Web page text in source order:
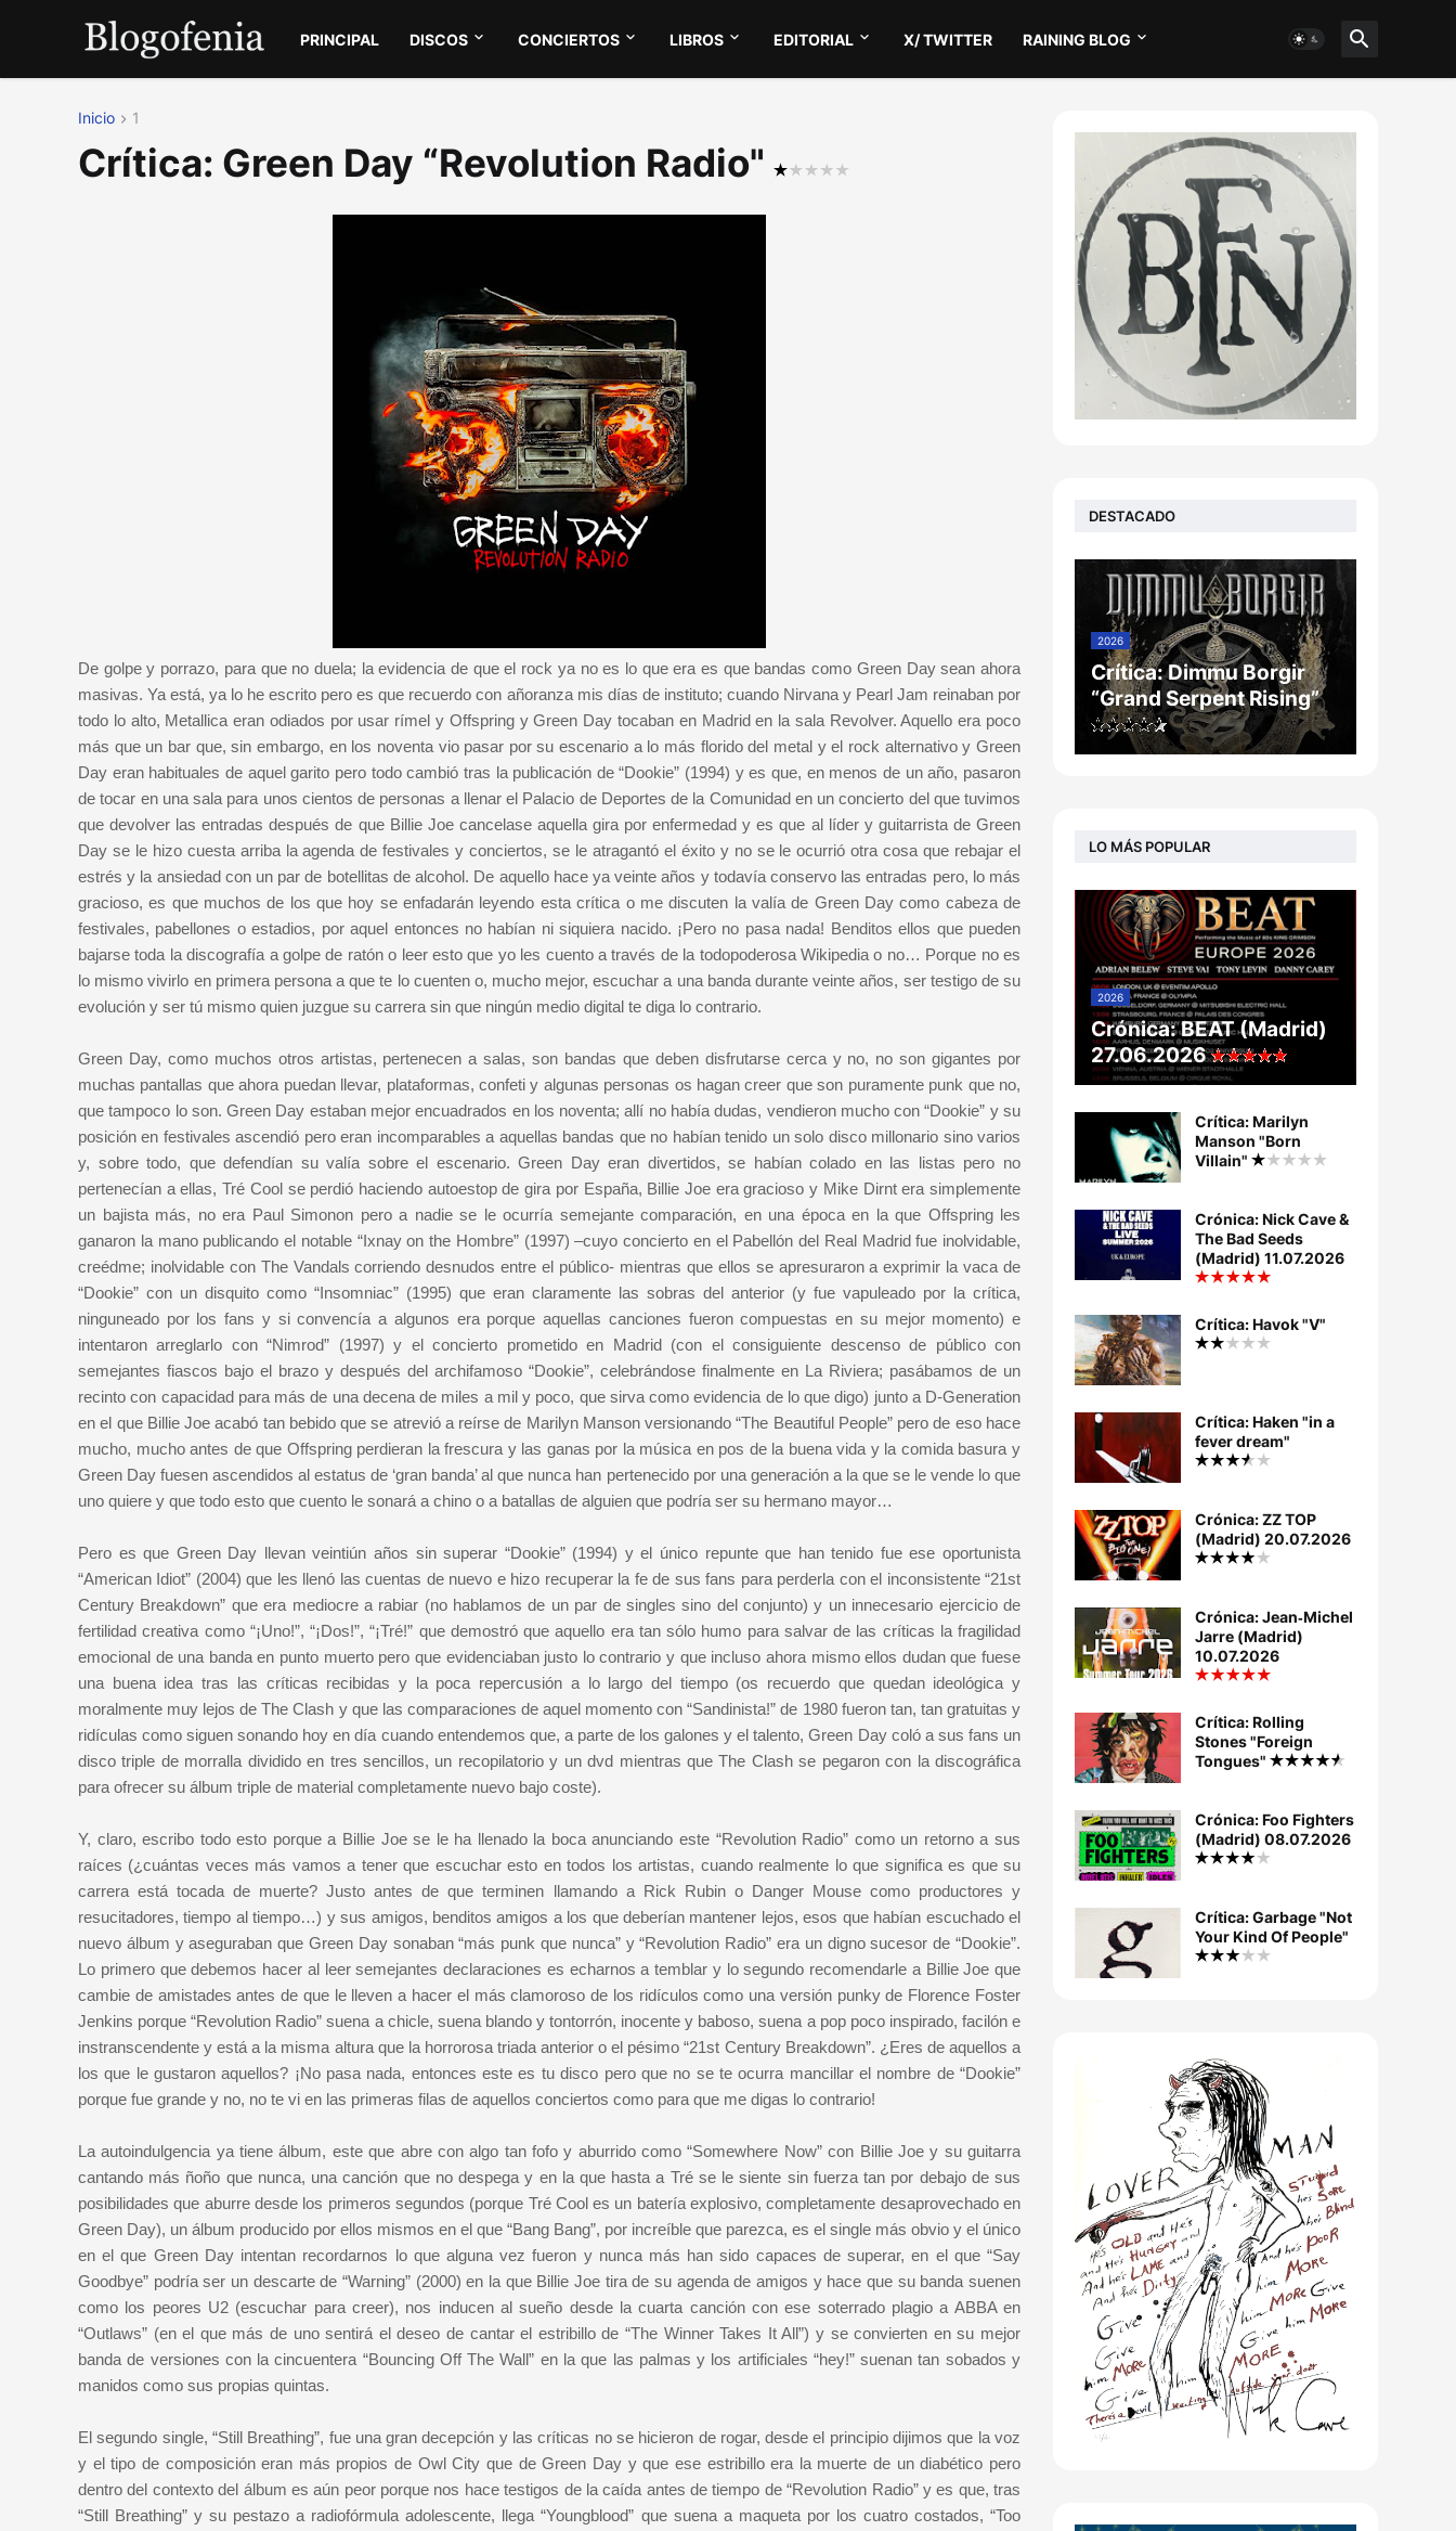
PRINCIPAL DISCOS CONCIERTOS LIBROS EDITORIAL X/ TWITTER RAINING BLOG
Inicio 1
Crítica: Green Day “Revolution Radio"
De golpe y porrazo, para que no duela; la evidencia de que el rock ya no es lo que era es que bandas como Green Day sean ahora
masivas. Ya está, ya lo he escrito pero es que recuerdo con añoranza mis días de instituto; cuando Nirvana y Pearl Jam reinaban por
todo lo alto, Metallica eran odiados por usar rímel y Offspring y Green Day tocaban en Madrid en la sala Revolver. Aquello era poco
más que un bar que, sin embargo, en los noventa vio pasar por su escenario a lo más florido del metal y el rock alternativo y Green
Day eran habituales de aquel garito pero todo cambió tras la publicación de “Dookie” (1994) y es que, en menos de un año, pasaron
de tocar en una sala para unos cientos de personas a llenar el Palacio de Deportes de la Comunidad en un concierto del que tuvimos
que devolver las entradas después de que Billie Joe cancelase aquella gira por enfermedad y es que al líder y guitarrista de Green
Day se le hizo cuesta arriba la agenda de festivales y conciertos, se le atragantó el éxito y no se le ocurrió otra cosa que rebajar el
estrés y la ansiedad con un par de botellitas de alcohol. De aquello hace ya veinte años y todavía conservo las entradas pero, lo más
gracioso, es que muchos de los que hoy se enfadarán leyendo esta crítica o me discuten la valía de Green Day como cabeza de
festivales, pabellones o estadios, por aquel entonces no habían ni siquiera nacido. ¡Pero no pasa nada! Benditos ellos que pueden
bajarse toda la discografía a golpe de ratón o leer esto que yo les cuento a través de la todopoderosa Wikipedia o no… Porque no es
lo mismo vivirlo en primera persona a que te lo cuenten o, mucho mejor, escuchar a una banda durante veinte años, ser testigo de su
evolución y ser tú mismo quien juzgue su carrera sin que ningún medio digital te diga lo contrario.
Green Day, como muchos otros artistas, pertenecen a salas, son bandas que deben disfrutarse cerca y no, no son gigantes por
muchas pantallas que ahora puedan llevar, plataformas, confeti y algunas personas os hagan creer que son puramente punk que no,
que tampoco lo son. Green Day estaban mejor encuadrados en los noventa; allí no había dudas, vendieron mucho con “Dookie” y su
posición en festivales ascendió pero eran incomparables a aquellas bandas que no habían tenido un solo disco millonario sino varios
y, sobre todo, que defendían su valía sobre el escenario. Green Day eran divertidos, se habían colado en las listas pero no
pertenecían a ellas, Tré Cool se perdió haciendo autoestop de gira por España, Billie Joe era gracioso y Mike Dirnt era simplemente
un bajista más, no era Paul Simonon pero a nadie se le ocurría semejante comparación, en una época en la que Offspring les
ganaron la mano publicando el notable “Ixnay on the Hombre” (1997) –cuyo concierto en el Pabellón del Real Madrid fue inolvidable,
creédme; inolvidable con The Vandals corriendo desnudos entre el público- mientras que ellos se apresuraron a exprimir la vaca de
“Dookie” con un disquito como “Insomniac” (1995) que eran claramente las sobras del anterior (y fue vapuleado por la crítica,
ninguneado por los fans y si convencía a algunos era porque aquellas canciones fueron compuestas en su mejor momento) e
intentaron arreglarlo con “Nimrod” (1997) y el concierto prometido en Madrid (con el consiguiente descenso de público con
semejantes fiascos bajo el brazo y después del archifamoso “Dookie”, celebrándose finalmente en La Riviera; pasábamos de un
recinto con capacidad para más de una decena de miles a mil y poco, que sirva como evidencia de lo que digo) junto a D-Generation
en el que Billie Joe acabó tan bebido que se atrevió a reírse de Marilyn Manson versionando “The Beautiful People” pero de eso hace
mucho, mucho antes de que Offspring perdieran la frescura y las ganas por la música en pos de la buena vida y la comida basura y
Green Day fuesen ascendidos al estatus de ‘gran banda’ al que nunca han pertenecido por una generación a la que se le vende lo que
uno quiere y que todo esto que cuento le sonará a chino o a batallas de alguien que podría ser su hermano mayor…
Pero es que Green Day llevan veintiún años sin superar “Dookie” (1994) y el único repunte que han tenido fue ese oportunista
“American Idiot” (2004) que les llenó las cuentas de nuevo e hizo recuperar la fe de sus fans para perderla con el inconsistente “21st
Century Breakdown” que era mediocre a rabiar (no hablamos de un par de singles sino del conjunto) y un innecesario ejercicio de
fertilidad creativa como “¡Uno!”, “¡Dos!”, “¡Tré!” que demostró que aquello era tan sólo humo para salvar de las críticas la fragilidad
emocional de una banda en punto muerto pero que evidenciaban justo lo contrario y que incluso ahora mismo ellos dudan que fuese
una buena idea tras las críticas recibidas y la poca repercusión a lo largo del tiempo (os recuerdo que quedan ideológica y
moralmente muy lejos de The Clash y que las comparaciones de aquel momento con “Sandinista!” de 1980 fueron tan, tan gratuitas y
ridículas como siguen sonando hoy en día cuando entendemos que, a parte de los galones y el talento, Green Day coló a sus fans un
disco triple de morralla dividido en tres sencillos, un recopilatorio y un dvd mientras que The Clash se pegaron con la discográfica
para ofrecer su álbum triple de material completamente nuevo bajo coste).
Y, claro, escribo todo esto porque a Billie Joe se le ha llenado la boca anunciando este “Revolution Radio” como un retorno a sus
raíces (¿cuántas veces más vamos a tener que escuchar esto en todos los artistas, cuando realmente lo que significa es que su
carrera está tocada de muerte? Justo antes de que terminen llamando a Rick Rubin o Danger Mouse como productores y
resucitadores, tiempo al tiempo…) y sus amigos, benditos amigos a los que deberían mantener lejos, esos que habían escuchado el
nuevo álbum y aseguraban que Green Day sonaban “más punk que nunca” y “Revolution Radio” era un digno sucesor de “Dookie”.
Lo primero que debemos hacer al leer semejantes declaraciones es echarnos a temblar y lo segundo recomendarle a Billie Joe que
cambie de amistades antes de que le lleven a hacer el más clamoroso de los ridículos como una versión punky de Florence Foster
Jenkins porque “Revolution Radio” suena a chicle, suena blando y tontorrón, inocente y baboso, suena a pop poco inspirado, facilón e
instranscendente y está a la misma altura que la horrorosa triada anterior o el pésimo “21st Century Breakdown”. ¿Eres de aquellos a
los que le gustaron aquellos? ¡No pasa nada, entonces este es tu disco pero que no se te ocurra mancillar el nombre de “Dookie”
porque fue grande y no, no te vi en las primeras filas de aquellos conciertos como para que me digas lo contrario!
La autoindulgencia ya tiene álbum, este que abre con algo tan fofo y aburrido como “Somewhere Now” con Billie Joe y su guitarra
cantando más ñoño que nunca, una canción que no despega y en la que hasta a Tré se le siente sin fuerza tan por debajo de sus
posibilidades que aburre desde los primeros segundos (porque Tré Cool es un batería explosivo, completamente desaprovechado en
Green Day), un álbum producido por ellos mismos en el que “Bang Bang”, por increíble que parezca, es el single más obvio y el único
en el que Green Day intentan recordarnos lo que alguna vez fueron y nunca más han sido capaces de superar, en el que “Say
Goodbye” podría ser un descarte de “Warning” (2000) en la que Billie Joe tira de su agenda de amigos y hace que su banda suenen
como los peores U2 (escuchar para creer), nos inducen al sueño desde la cuarta canción con ese soterrado plagio a ABBA en
“Outlaws” (en el que más de uno sentirá el deseo de cantar el estribillo de “The Winner Takes It All”) y se convierten en su mejor
banda de versiones con la cincuentera “Bouncing Off The Wall” en la que las palmas y los artificiales “hey!” suenan tan sobados y
manidos como sus propias quintas.
El segundo single, “Still Breathing”, fue una gran decepción y las críticas no se hicieron de rogar, desde el principio dijimos que la voz
y el tipo de composición eran más propios de Owl City que de Green Day y que ese estribillo era la muerte de un diabético pero
dentro del contexto del álbum es aún peor porque nos hace testigos de la caída antes de tiempo de “Revolution Radio” y es que, tras
“Still Breathing” y su pestazo a radiofórmula adolescente, llega “Youngblood” que suena a maqueta por los cuatro costados, “Too
DESTACADO
2026
Crítica: Dimmu Borgir
“Grand Serpent Rising”
LO MÁS POPULAR
2026
Crónica: BEAT (Madrid)
27.06.2026
Crítica: Marilyn
Manson "Born
Villain"
Crónica: Nick Cave &
The Bad Seeds
(Madrid) 11.07.2026
Crítica: Havok "V"
Crítica: Haken "in a
fever dream"
Crónica: ZZ TOP
(Madrid) 20.07.2026
Crónica: Jean‐Michel
Jarre (Madrid)
10.07.2026
Crítica: Rolling
Stones "Foreign
Tongues"
Crónica: Foo Fighters
(Madrid) 08.07.2026
Crítica: Garbage "Not
Your Kind Of People"